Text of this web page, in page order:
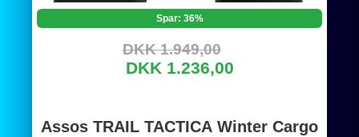
Spar: 36%
DKK 1.949,00
DKK 1.236,00
Assos TRAIL TACTICA Winter Cargo